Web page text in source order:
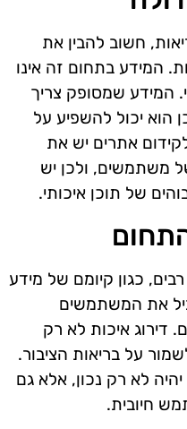
חשוב להבין את
המידע בתחום זה אינו
המידע שמסופק צריך
הוא יכול להשפיע על
אתרים יש את
משתמשים, ולכן יש
של תוכן איכותי.
כגון קיומם של מידע
את המשתמשים
דירוג איכות לא רק
על בריאות הציבור.
לא רק נכון, אלא גם
חיובית.